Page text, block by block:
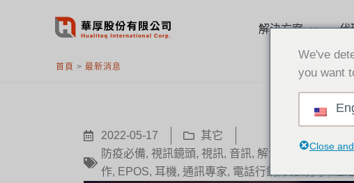
解決方案 代
首頁 > 最新消息
2022-05-17
其它
防疫必備, 視訊鏡頭, 視訊, 音訊, 解決方案 , 麥克風,
作, EPOS, 耳機, 通訊專家, 電話行銷
We've
you want
Close